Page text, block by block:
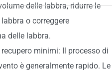
delle labbra, ridurre le
o correggere
delle labbra.
minimi: Il processo di
è generalmente rapido. Le